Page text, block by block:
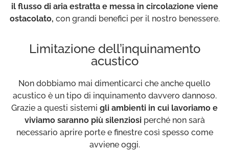
il flusso di aria estratta e messa in circolazione viene
ostacolato, con grandi benefici per il nostro benessere.
Limitazione dell’inquinamento
acustico
Non dobbiamo mai dimenticarci che anche quello
acustico è un tipo di inquinamento davvero dannoso.
Grazie a questi sistemi gli ambienti in cui lavoriamo e
viviamo saranno più silenziosi perché non sarà
necessario aprire porte e finestre così spesso come
avviene oggi.